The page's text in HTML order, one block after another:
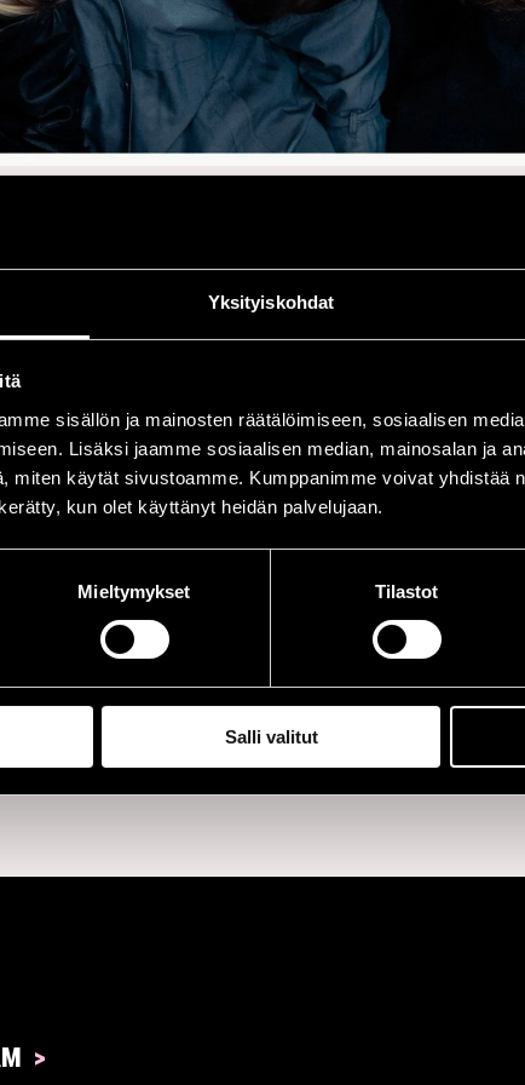
Yksityiskohdat
sisällön ja mainosten räätälöimiseen, sosiaalisen
Lisäksi jaamme sosiaalisen median, mainosalan ja
miten käytät sivustoamme. Kumppanimme voivat yhdistää
kun olet käyttänyt heidän palvelujaan.
Mieltymykset Tilastot
Salli valitut
KANVAS
yhtye, jota
kuvailevat
ja rohkeaksi.
runolliset
sanoitukset, rikkaat
elementit. Jazzia
improvisaatiolle.